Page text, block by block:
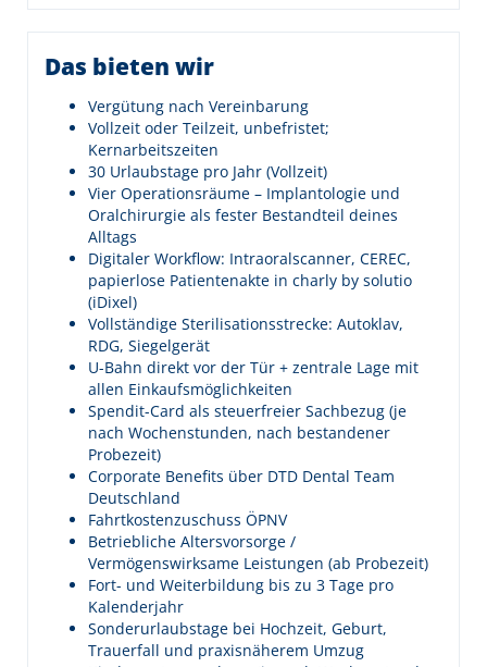
Das bieten wir
Vergütung nach Vereinbarung
Vollzeit oder Teilzeit, unbefristet;
Kernarbeitszeiten
30 Urlaubstage pro Jahr (Vollzeit)
Vier Operationsräume – Implantologie und
Oralchirurgie als fester Bestandteil deines
Alltags
Digitaler Workflow: Intraoralscanner, CEREC,
papierlose Patientenakte in charly by solutio
(iDixel)
Vollständige Sterilisationsstrecke: Autoklav,
RDG, Siegelgerät
U-Bahn direkt vor der Tür + zentrale Lage mit
allen Einkaufsmöglichkeiten
Spendit-Card als steuerfreier Sachbezug (je
nach Wochenstunden, nach bestandener
Probezeit)
Corporate Benefits über DTD Dental Team
Deutschland
Fahrtkostenzuschuss ÖPNV
Betriebliche Altersvorsorge /
Vermögenswirksame Leistungen (ab Probezeit)
Fort- und Weiterbildung bis zu 3 Tage pro
Kalenderjahr
Sonderurlaubstage bei Hochzeit, Geburt,
Trauerfall und praxisnäherem Umzug